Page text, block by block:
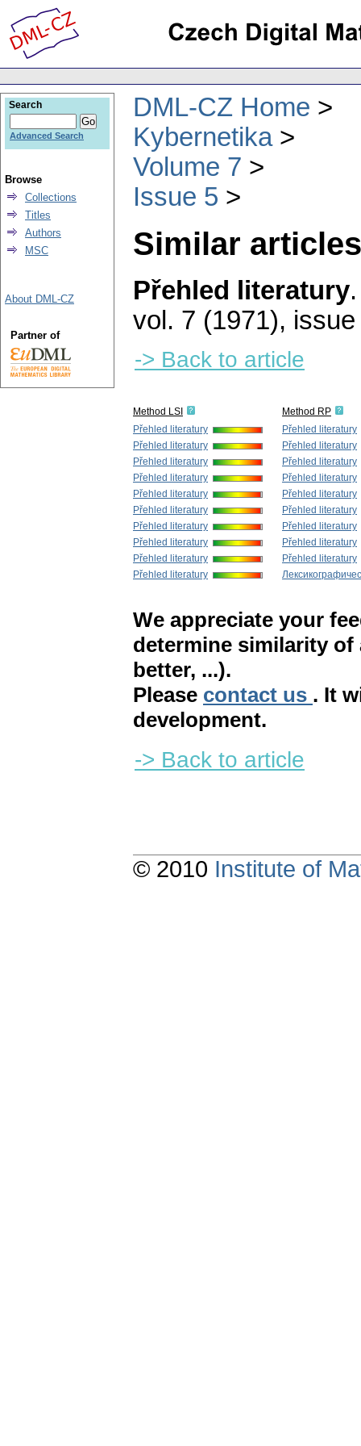
DML-CZ Home
Kybernetika
Volume 7
Issue 5
Similar
Přehled literatury
vol. 7 (1971), issue
-> Back to article
Method LSI
Přehled literatury
Přehled literatury
Přehled literatury
Přehled literatury
Přehled literatury
Přehled literatury
Přehled literatury
Přehled literatury
Přehled literatury
Přehled literatury
Method RP
Přehled literatury
Přehled literatury
Přehled literatury
Přehled literatury
Přehled literatury
Přehled literatury
Přehled literatury
Přehled literatury
Přehled literatury
We appreciate your
determine similarity
better, ...).
Please contact us . It
development.
-> Back to article
Search
Advanced Search
Browse
Collections
Titles
Authors
MSC
About DML-CZ
Partner of
© 2010 Institute of